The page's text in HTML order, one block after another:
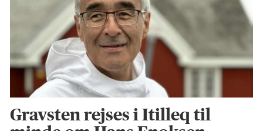
Gravsten rejses i Itilleq til